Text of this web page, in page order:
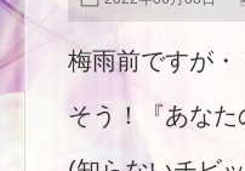
梅雨前ですが
そう！『あな